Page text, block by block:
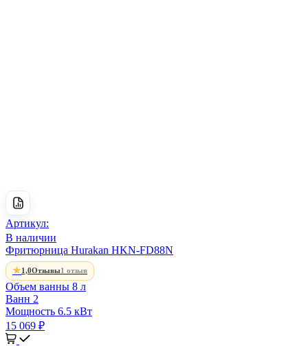
Артикул:
В наличии
Фритюрница Hurakan HKN-FD88N
★1,0Отзывы1 отзыв
Объем ванны 8 л
Ванн 2
Мощность 6.5 кВт
15 069 ₽